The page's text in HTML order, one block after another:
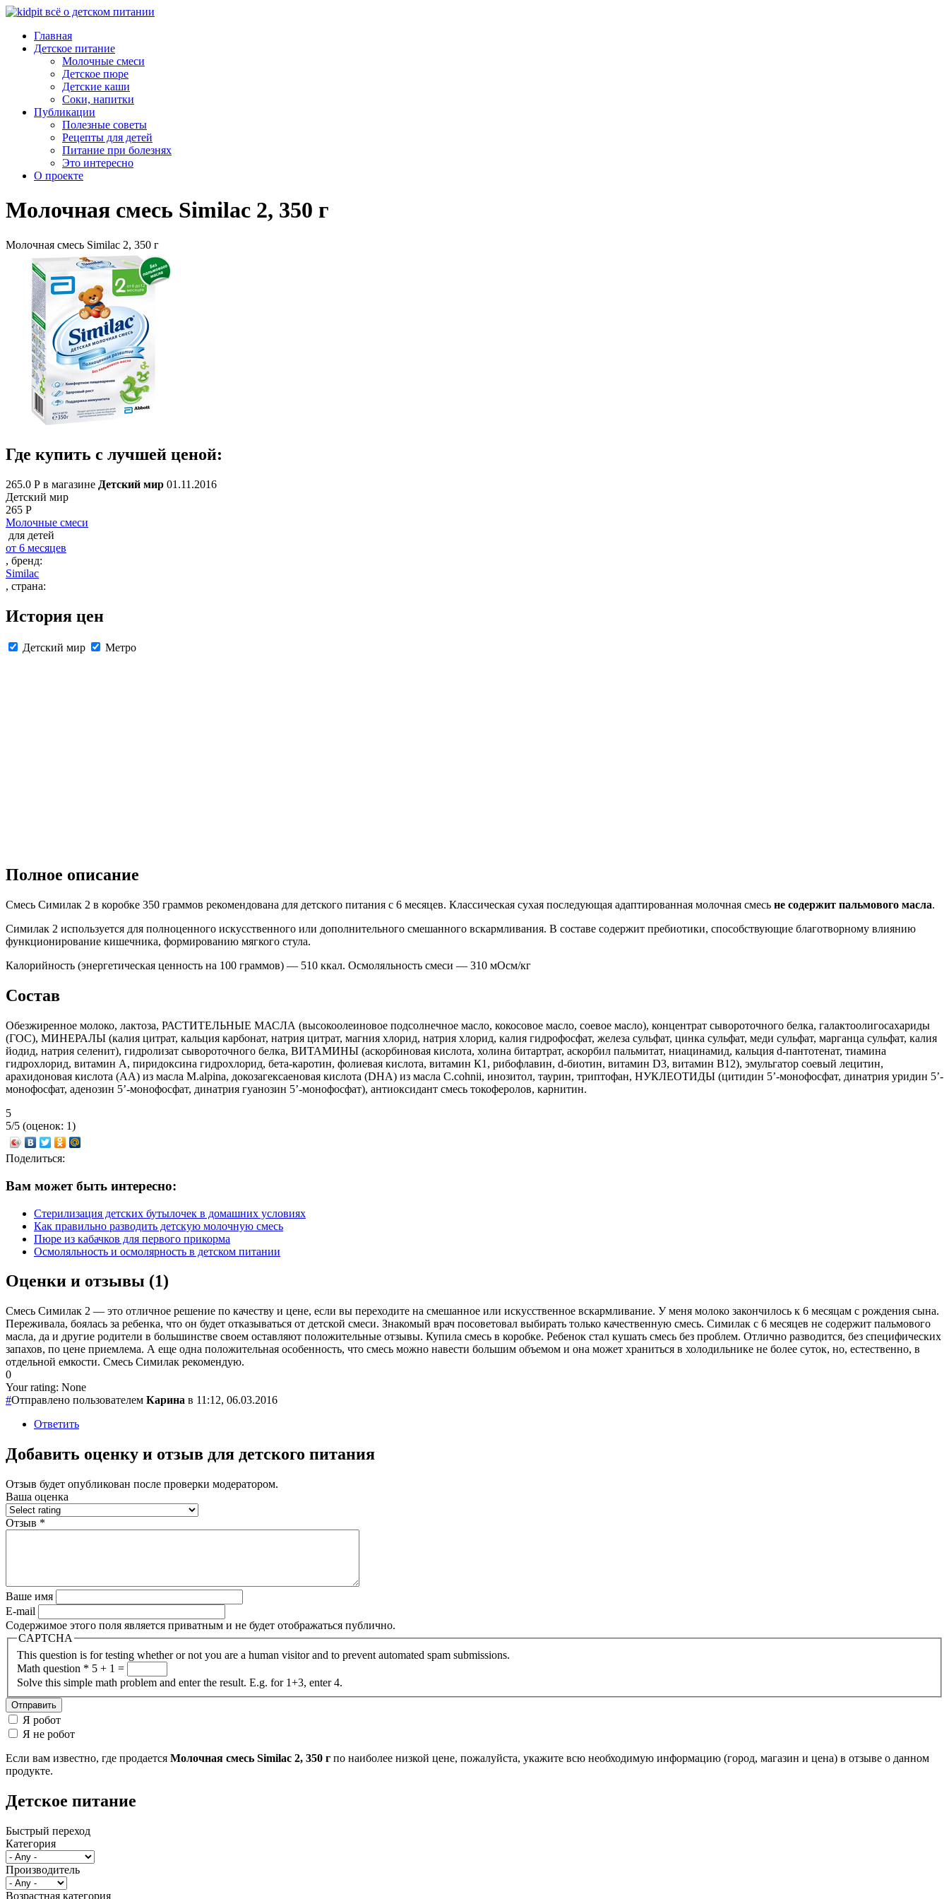
Главная
Детское питание
Молочные смеси
Детское пюре
Детские каши
Соки, напитки
Публикации
Полезные советы
Рецепты для детей
Питание при болезнях
Это интересно
О проекте
Молочная смесь Similac 2, 350 г
Молочная смесь Similac 2, 350 г
Где купить с лучшей ценой:
265.0 Р в магазине Детский мир 01.11.2016
Детский мир
265 Р
Молочные смеси
для детей
от 6 месяцев
, бренд:
Similac
, страна:
История цен
Детский мир Метро
Полное описание
Смесь Симилак 2 в коробке 350 граммов рекомендована для детского питания с 6 месяцев. Классическая сухая последующая адаптированная молочная смесь не содержит пальмового масла.
Симилак 2 используется для полноценного искусственного или дополнительного смешанного вскармливания. В составе содержит пребиотики, способствующие благотворному влиянию
функционирование кишечника, формированию мягкого стула.
Калорийность (энергетическая ценность на 100 граммов) — 510 ккал. Осмоляльность смеси — 310 мОсм/кг
Состав
Обезжиренное молоко, лактоза, РАСТИТЕЛЬНЫЕ МАСЛА (высокоолеиновое подсолнечное масло, кокосовое масло, соевое масло), концентрат сывороточного белка, галактоолигосахариды
(ГОС), МИНЕРАЛЫ (калия цитрат, кальция карбонат, натрия цитрат, магния хлорид, натрия хлорид, калия гидрофосфат, железа сульфат, цинка сульфат, меди сульфат, марганца сульфат, калия
йодид, натрия селенит), гидролизат сывороточного белка, ВИТАМИНЫ (аскорбиновая кислота, холина битартрат, аскорбил пальмитат, ниацинамид, кальция d-пантотенат, тиамина
гидрохлорид, витамин А, пиридоксина гидрохлорид, бета-каротин, фолиевая кислота, витамин К1, рибофлавин, d-биотин, витамин D3, витамин В12), эмульгатор соевый лецитин,
арахидоновая кислота (АA) из масла M.alpina, докозагексаеновая кислота (DHA) из масла C.cohnii, инозитол, таурин, триптофан, НУКЛЕОТИДЫ (цитидин 5’-монофосфат, динатрия уридин 5’-
монофосфат, аденозин 5’-монофосфат, динатрия гуанозин 5’-монофосфат), антиоксидант смесь токоферолов, карнитин.
5
5/5 (оценок: 1)
Поделиться:
Вам может быть интересно:
Стерилизация детских бутылочек в домашних условиях
Как правильно разводить детскую молочную смесь
Пюре из кабачков для первого прикорма
Осмоляльность и осмолярность в детском питании
Оценки и отзывы (1)
Смесь Симилак 2 — это отличное решение по качеству и цене, если вы переходите на смешанное или искусственное вскармливание. У меня молоко закончилось к 6 месяцам с рождения сына.
Переживала, боялась за ребенка, что он будет отказываться от детской смеси. Знакомый врач посоветовал выбирать только качественную смесь. Симилак с 6 месяцев не содержит пальмового
масла, да и другие родители в большинстве своем оставляют положительные отзывы. Купила смесь в коробке. Ребенок стал кушать смесь без проблем. Отлично разводится, без специфических
запахов, по цене приемлема. А еще одна положительная особенность, что смесь можно навести большим объемом и она может храниться в холодильнике не более суток, но, естественно, в
отдельной емкости. Смесь Симилак рекомендую.
0
Your rating: None
#Отправлено пользователем Карина в 11:12, 06.03.2016
Ответить
Добавить оценку и отзыв для детского питания
Отзыв будет опубликован после проверки модератором.
Ваша оценка
Отзыв *
Ваше имя
E-mail
Содержимое этого поля является приватным и не будет отображаться публично.
CAPTCHA
This question is for testing whether or not you are a human visitor and to prevent automated spam submissions.
Math question * 5 + 1 =
Solve this simple math problem and enter the result. E.g. for 1+3, enter 4.
Я робот
Я не робот
Если вам известно, где продается Молочная смесь Similac 2, 350 г по наиболее низкой цене, пожалуйста, укажите всю необходимую информацию (город, магазин и цена) в отзыве о данном
продукте.
Детское питание
Быстрый переход
Категория
Производитель
Возрастная категория